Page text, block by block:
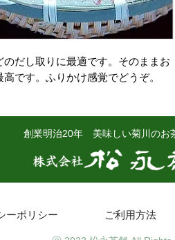
だし取りに最適です。そのままお
です。ふりかけ感覚でどうぞ。
創業明治20年 美味しい菊川のお
ご利用方法
ーポリシー